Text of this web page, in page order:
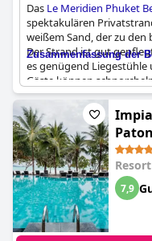
Das Le Meridien Phuket
spektakulären
weißem Sand, der zu
Der Strand ist gut
es genügend
Gäste können
Strand massieren lassen.
atemberaubende Kulisse
Sonnenuntergängen und
Ausflüge. Insgesamt
direkt vom Hotelzimmer
der Strand viele positive
vielen Gästen als der
Wenn Sie also auf der
Strandrefugium sind, ist
das perfekte Ziel für Sie.
Zusammenfassung der
7,9